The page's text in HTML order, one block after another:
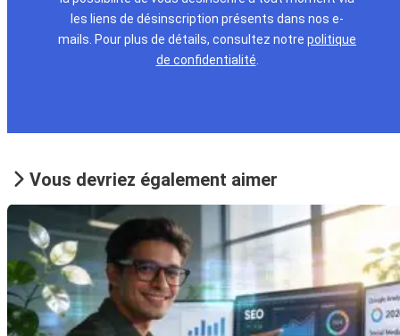
les liens de désinscription présents dans nos e-
mails. Pour plus de détails, consultez notre politique
de confidentialité
Vous devriez également aimer